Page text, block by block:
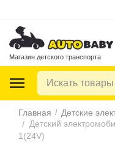
Магазин детского транспорта
Главная / Детские
/ Детский
1(24V)